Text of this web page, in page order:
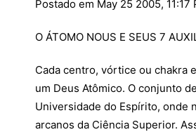
Postado em May 25 2005, 11:17
O ÁTOMO NOUS E SEUS 7
Cada centro, vórtice ou chakra
um Deus Atômico. O conjunto
Universidade do Espírito, onde
arcanos da Ciência Superior.